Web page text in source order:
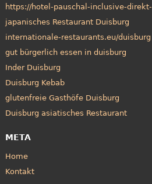
https://hotel-pauschal-inclusive-
japanisches Restaurant Duisburg
internationale-restaurants.eu/duisburg
gut bürgerlich essen in duisburg
Inder Duisburg
Duisburg Kebab
glutenfreie Gasthöfe Duisburg
Duisburg asiatisches Restaurant
META
Home
Kontakt